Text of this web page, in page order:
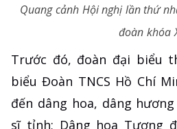
Quang cảnh Hội nghị lần thứ
đoàn khóa
Trước đó, đoàn đại biểu
biểu Đoàn TNCS Hồ Chí
đến dâng hoa, dâng
sĩ tỉnh; Dâng hoa Tượng